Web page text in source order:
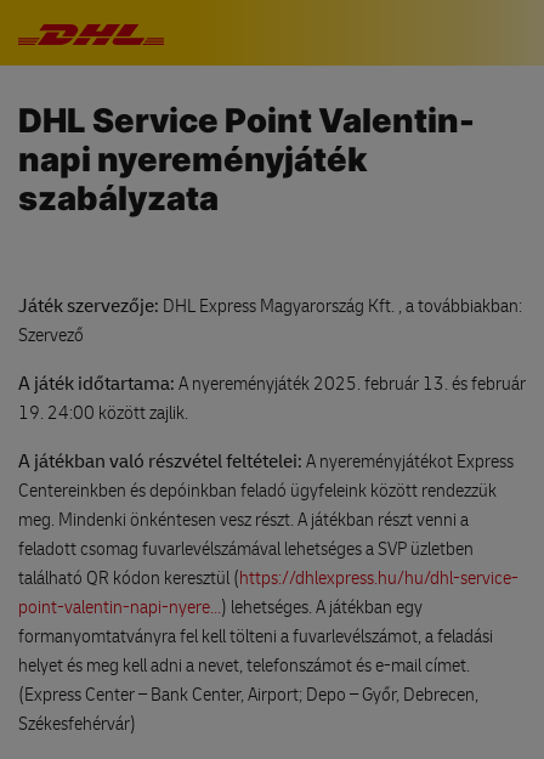
DHL Service Point Valentin-
napi nyereményjáték
szabályzata
Játék szervezője: DHL Express Magyarország Kft. , a továbbiakban:
Szervező
A játék időtartama: A nyereményjáték 2025. február 13. és február
19. 24:00 között zajlik.
A játékban való részvétel feltételei: A nyereményjátékot Express
Centereinkben és depóinkban feladó ügyfeleink között rendezzük
meg. Mindenki önkéntesen vesz részt. A játékban részt venni a
feladott csomag fuvarlevélszámával lehetséges a SVP üzletben
található QR kódon keresztül (https://dhlexpress.hu/hu/dhl-service-
point-valentin-napi-nyere...) lehetséges. A játékban egy
formanyomtatványra fel kell tölteni a fuvarlevélszámot, a feladási
helyet és meg kell adni a nevet, telefonszámot és e-mail címet.
(Express Center – Bank Center, Airport; Depo – Győr, Debrecen,
Székesfehérvár)